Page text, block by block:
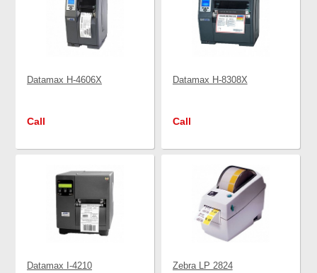
Datamax H-4606X
Call
Datamax H-8308X
Call
Datamax I-4210 Zebra LP 2824